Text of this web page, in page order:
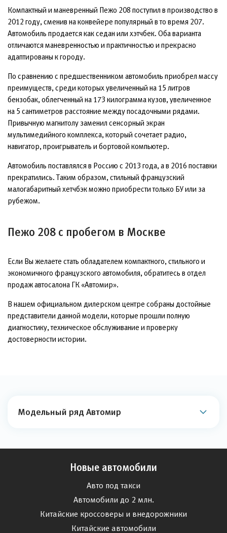
Компактный и маневренный Пежо 208 поступил в производство в
2012 году, сменив на конвейере популярный в то время 207.
Автомобиль продается как седан или хэтчбек. Оба варианта
отличаются маневренностью и практичностью и прекрасно
адаптированы к городу.
По сравнению с предшественником автомобиль приобрел массу
преимуществ, среди которых увеличенный на 15 литров
бензобак, облегченный на 173 килограмма кузов, увеличенное
на 5 сантиметров расстояние между посадочными рядами.
Привычную магнитолу заменил сенсорный экран
мультимедийного комплекса, который сочетает радио,
навигатор, проигрыватель и бортовой компьютер.
Автомобиль поставлялся в Россию с 2013 года, а в 2016 поставки
прекратились. Таким образом, стильный французский
малогабаритный хетчбэк можно приобрести только БУ или за
рубежом.
Пежо 208 с пробегом в Москве
Если Вы желаете стать обладателем компактного, стильного и
экономичного французского автомобиля, обратитесь в отдел
продаж автосалона ГК «Автомир».
В нашем официальном дилерском центре собраны достойные
представители данной модели, которые прошли полную
диагностику, техническое обслуживание и проверку
достоверности истории.
Модельный ряд Автомир
Новые автомобили
Авто под такси
Автомобили до 2 млн.
Китайские кроссоверы и внедорожники
Китайские автомобили